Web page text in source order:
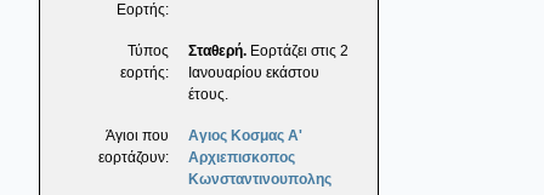
Εορτής:
Τύπος
εορτής:
Σταθερή. Εορτάζει στις 2
Ιανουαρίου εκάστου
έτους.
Άγιοι που
εορτάζουν:
Αγιος Κοσμας Α'
Αρχιεπισκοπος
Κωνσταντινουπολης